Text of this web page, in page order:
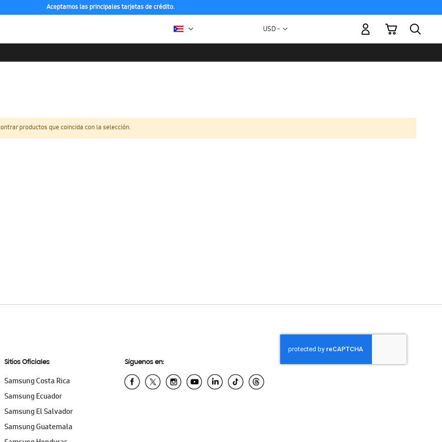
Aceptamos las principales tarjetas de crédito.
Moneda
USD -
Mi carrito
productos que coincida con la selección.
Sitios Oficiales
Samsung Costa Rica
Samsung Ecuador
Samsung El Salvador
Samsung Guatemala
Síguenos en: